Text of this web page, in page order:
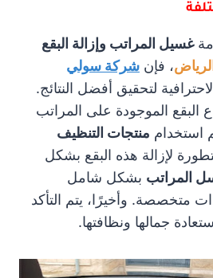
غسيل المراتب وإزالة البقع
، فإن شركة سولي
لتحقيق أفضل النتائج.
البقع الموجودة على المراتب
استخدام منتجات التنظيف
لإزالة هذه البقع بشكل
المراتب بشكل شامل
متخصصة. وأخيرًا، يتم التأكد
جمالها ونظافتها.